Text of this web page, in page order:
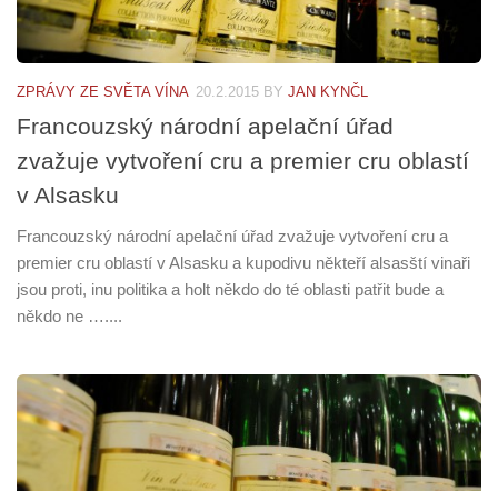
ZPRÁVY ZE SVĚTA VÍNA 20.2.2015 BY JAN KYNČL
Francouzský národní apelační úřad
zvažuje vytvoření cru a premier cru oblastí
v Alsasku
Francouzský národní apelační úřad zvažuje vytvoření cru a
premier cru oblastí v Alsasku a kupodivu někteří alsasští vinaři
jsou proti, inu politika a holt někdo do té oblasti patřit bude a
někdo ne …....